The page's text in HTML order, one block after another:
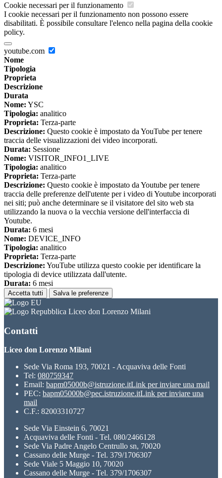
Cookie necessari per il funzionamento
I cookie necessari per il funzionamento non possono essere
disabilitati. È possibile consultare l'elenco nella pagina della cookie
policy.
youtube.com
Nome
Tipologia
Proprieta
Descrizione
Durata
Nome: YSC
Tipologia: analitico
Proprieta: Terza-parte
Descrizione: Questo cookie è impostato da YouTube per tenere
traccia delle visualizzazioni dei video incorporati.
Durata: Sessione
Nome: VISITOR_INFO1_LIVE
Tipologia: analitico
Proprieta: Terza-parte
Descrizione: Questo cookie è impostato da Youtube per tenere
traccia delle preferenze dell'utente per i video di Youtube incorporati
nei siti; può anche determinare se il visitatore del sito web sta
utilizzando la nuova o la vecchia versione dell'interfaccia di
Youtube.
Durata: 6 mesi
Nome: DEVICE_INFO
Tipologia: analitico
Proprieta: Terza-parte
Descrizione: YouTube utilizza questo cookie per identificare la
tipologia di device utilizzata dall'utente.
Durata: 6 mesi
Accetta tutti Salva le preferenze
Liceo don Lorenzo Milani
Contatti
Liceo don Lorenzo Milani
Sede Via Roma 193, 70021 - Acquaviva delle Fonti
Tel: 080759347
Email: bapm05000b@istruzione.itLink per inviare una mail
PEC: bapm05000b@pec.istruzione.itLink per inviare una
mail
C.F.: 82003310727
Sede Via Einstein 6, 70021
Acquaviva delle Fonti - Tel. 080/2466128
Sede Via Padre Angelo Centrullo sn, 70020
Cassano delle Murge - Tel. 379/1706307
Sede Viale 5 Maggio 10, 70020
Cassano delle Murge - Tel. 379/1706307